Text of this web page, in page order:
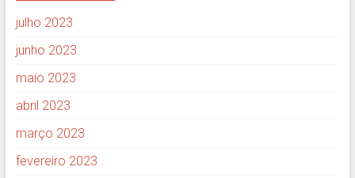
julho 2023
junho 2023
maio 2023
abril 2023
março 2023
fevereiro 2023